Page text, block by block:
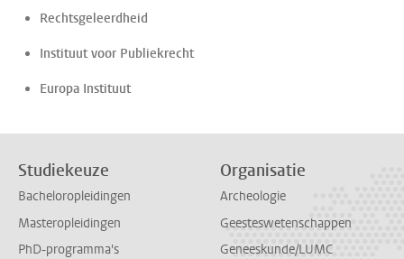
Rechtsgeleerdheid
Instituut voor Publiekrecht
Europa Instituut
Studiekeuze
Bacheloropleidingen
Masteropleidingen
PhD-programma's
Organisatie
Archeologie
Geesteswetenschappen
Geneeskunde/LUMC